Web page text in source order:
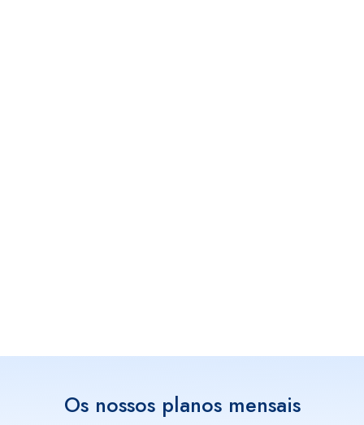
Os nossos planos mensais